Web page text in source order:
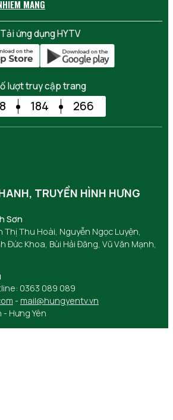
Tải ứng dụng HYTV
lượt truy cập trang
184 266
TRUYỀN HÌNH HƯNG
Sơn
Thị Thu Hoài, Nguyễn Ngọc Luyện,
Đức Khoa, Bùi Hải Đăng, Vũ Văn Mạnh,
0363 089 089
- mail@hungyentv.vn
- Hưng Yên